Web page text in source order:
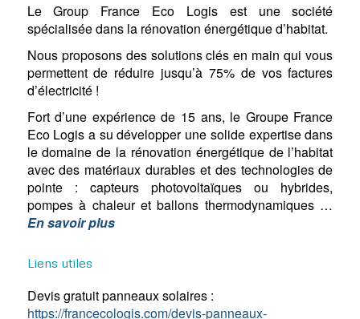
Le Group France Eco Logis est une société
spécialisée dans la rénovation énergétique d’habitat.
Nous proposons des solutions clés en main qui vous
permettent de réduire jusqu’à 75% de vos factures
d’électricité !
Fort d’une expérience de 15 ans, le Groupe France
Eco Logis a su développer une solide expertise dans
le domaine de la rénovation énergétique de l’habitat
avec des matériaux durables et des technologies de
pointe : capteurs photovoltaïques ou hybrides,
pompes à chaleur et ballons thermodynamiques …
En savoir plus
Liens utiles
Devis gratuit panneaux solaires :
https://francecologis.com/devis-panneaux-